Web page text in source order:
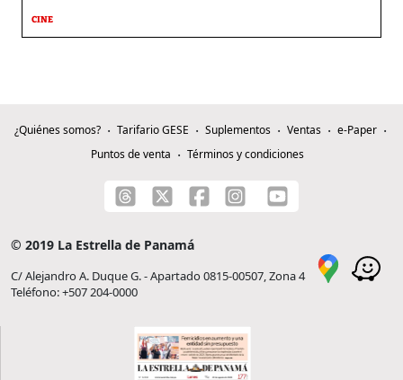
CINE
¿Quiénes somos? Tarifario GESE Suplementos Ventas
e-Paper
Puntos de venta
Términos y condiciones
© 2019 La Estrella de Panamá
C/ Alejandro A. Duque G. - Apartado 0815-00507, Zona 4
Teléfono: +507 204-0000